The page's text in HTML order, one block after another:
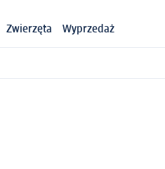
Zwierzęta Wyprzedaż